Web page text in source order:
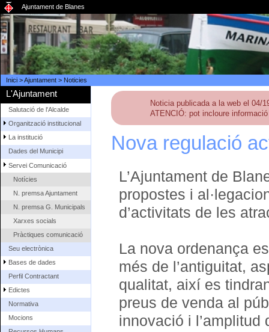
Ajuntament de Blanes
Inici>Ajuntament> Noticies
L'Ajuntament
Salutació de l'Alcalde
Organització institucional
La institució
Dades del Municipi
Servei Comunicació
Notícies
N. premsa Ajuntament
N. premsa G. Municipals
Xarxes socials
Pràctiques comunicació
Seu electrònica
Bases de dades
Perfil Contractant
Edictes
Normativa
Mocions
Noticia publicada a la web el 04/
ATENCIÓ: pot incloure
Nova regulació
L’Ajuntament de
propostes i
d’activitats de les
La nova ordenança
més de l’antiguitat,
qualitat, així es
preus de venda al
innovació i l’amplitud